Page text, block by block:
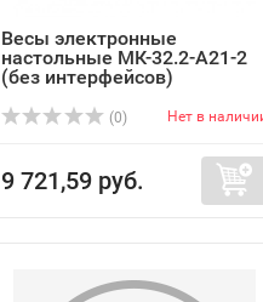
Весы электронные
настольные МК-32.2-А21-2
(без интерфейсов)
(0) Нет в
9 721,59 руб.